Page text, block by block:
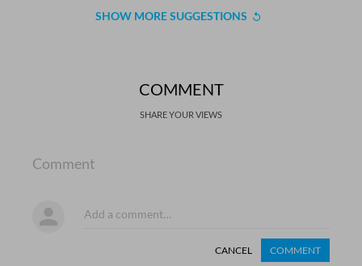
SHOW MORE SUGGESTIONS
COMMENT
SHARE YOUR VIEWS
Comment
CANCEL COMMENT